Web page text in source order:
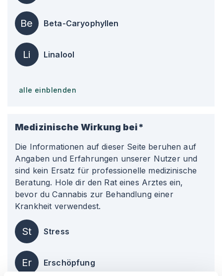
Be Beta-Caryophyllen
Li Linalool
alle einblenden
Medizinische Wirkung bei*
Die Informationen auf dieser Seite beruhen auf
Angaben und Erfahrungen unserer Nutzer und
sind kein Ersatz für professionelle medizinische
Beratung. Hole dir den Rat eines Arztes ein,
bevor du Cannabis zur Behandlung einer
Krankheit verwendest.
St Stress
Er Erschöpfung